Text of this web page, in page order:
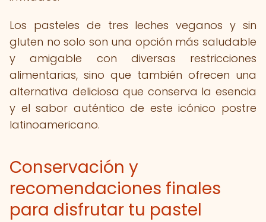
Los pasteles de tres leches veganos y sin
gluten no solo son una opción más saludable
y amigable con diversas restricciones
alimentarias, sino que también ofrecen una
alternativa deliciosa que conserva la esencia
y el sabor auténtico de este icónico postre
latinoamericano.
Conservación y
recomendaciones finales
para disfrutar tu pastel